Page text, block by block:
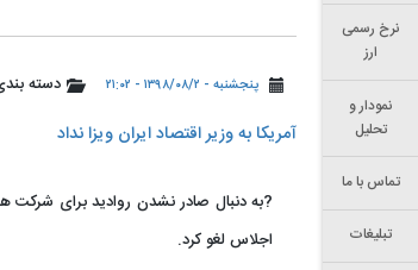
نرخ رسمی
ارز
نمودار و
تحلیل
تماس با ما
تبلیغات
پنجشنبه - ۱۳۹۸/۰۸/۲ - ۲۱:۰۲ دسته
️آمریکا به وزیر اقتصاد ایران ویزا نداد
اجلاس لغو کرد.